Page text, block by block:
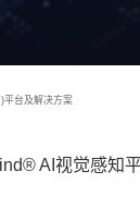
平台及解决方案
AI视觉感知